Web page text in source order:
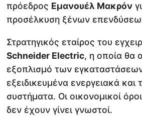
πρόεδρος Εμανουέλ Μακρόν
προσέλκυση ξένων
Στρατηγικός εταίρος του
Schneider Electric, η οποία θα
εξοπλισμό των
εξειδικευμένα ενεργειακά και
συστήματα. Οι οικονομικοί
δεν έχουν γίνει γνωστοί.